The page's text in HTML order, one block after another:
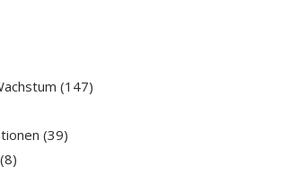
(147)
(39)